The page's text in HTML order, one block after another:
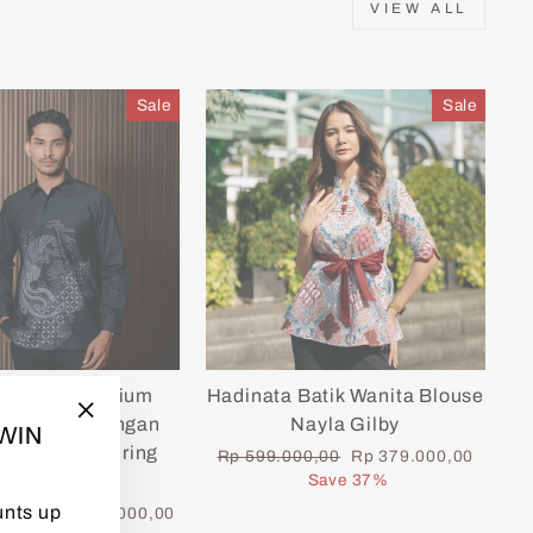
up
"Close
VIEW ALL
Sale
Batik Premium
Pria Lengan
Furing
Sale
Rp 589.000,00
Sale
Hadinata Batik Wanita Blouse
Nayla Gilby
Regular
Rp 599.000,00
Sale
price
Rp 379.000,00
Save 37%